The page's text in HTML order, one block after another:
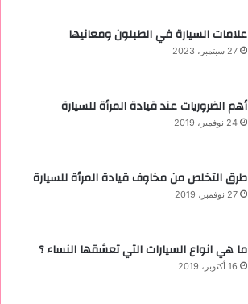
علامات السيارة في الطبلون ومعانيها
27 سبتمبر، 2023
أهم الضروريات عند قيادة المرأة للسيارة
24 نوفمبر، 2019
طرق التخلص من مخاوف قيادة المرأة للسيارة
27 نوفمبر، 2019
ما هي انواع السيارات التي تعشقها النساء ؟
16 أكتوبر، 2019